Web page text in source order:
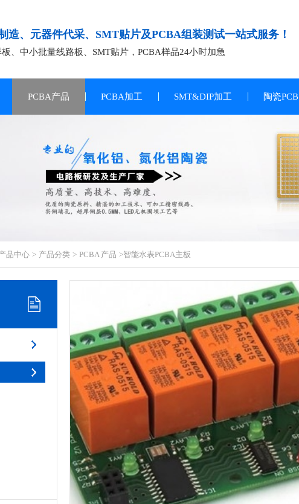
造、元器件代采、SMT贴片及PCBA组装测试一站式服务！
板、中小批量线路板、SMT贴片，PCBA样品24小时加急
PCBA产品 PCBA加工 SMT&DIP加工 陶瓷PCB
品中心 > 产品分类 > PCBA 产品 >智能水表PCBA主板